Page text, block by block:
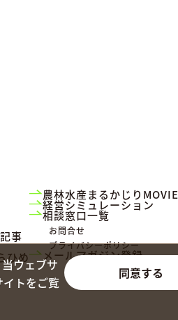
事
ひめ
農林水産まるかじりMOVIE
経営シミュレーション
相談窓口一覧
お問合せ
プライバシーポリシー
メールマガジン登録
ウェブサ
トをご覧
同意する